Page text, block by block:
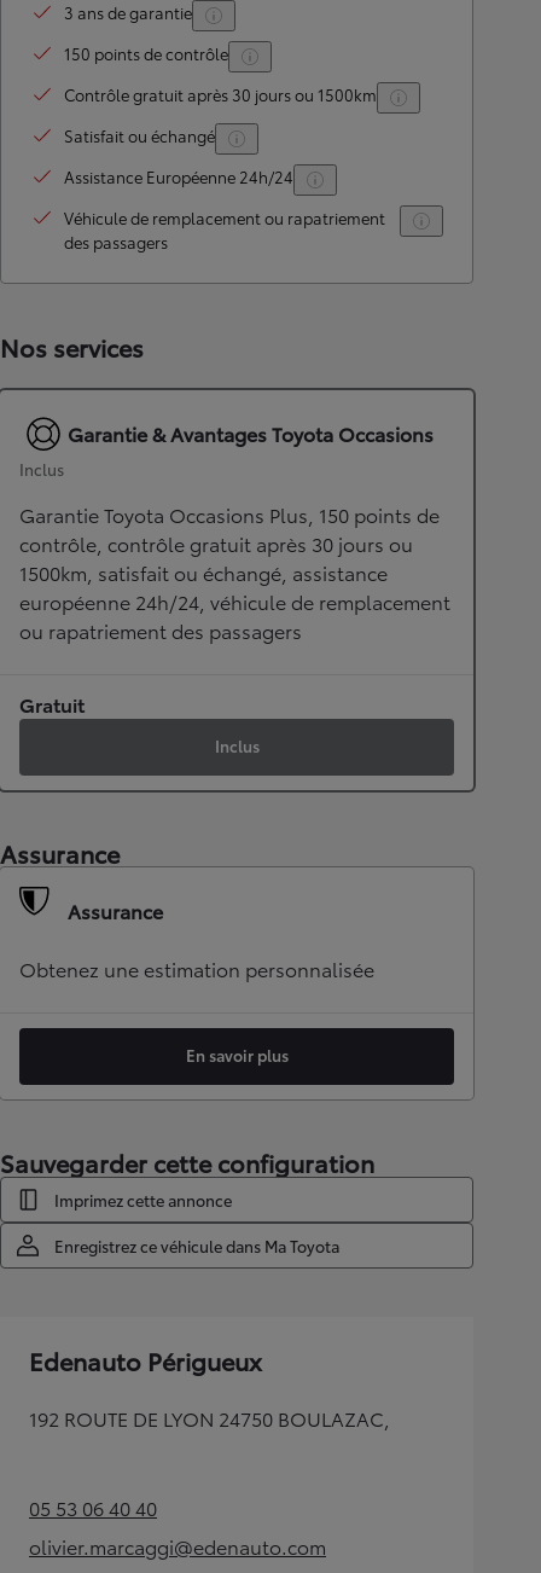
3 ans de garantie
150 points de contrôle
Contrôle gratuit après 30 jours ou 1500km
Satisfait ou échangé
Assistance Européenne 24h/24
Véhicule de remplacement ou rapatriement
des passagers
Nos services
Garantie & Avantages Toyota Occasions
Inclus
Garantie Toyota Occasions Plus, 150 points de
contrôle, contrôle gratuit après 30 jours ou
1500km, satisfait ou échangé, assistance
européenne 24h/24, véhicule de remplacement
ou rapatriement des passagers
Gratuit
Inclus
Assurance
Assurance
Obtenez une estimation personnalisée
En savoir plus
Sauvegarder cette configuration
Imprimez cette annonce
Enregistrez ce véhicule dans Ma Toyota
Edenauto Périgueux
192 ROUTE DE LYON 24750 BOULAZAC,
05 53 06 40 40(Opens in new tab)
olivier.marcaggi@edenauto.com
(Opens in new tab)